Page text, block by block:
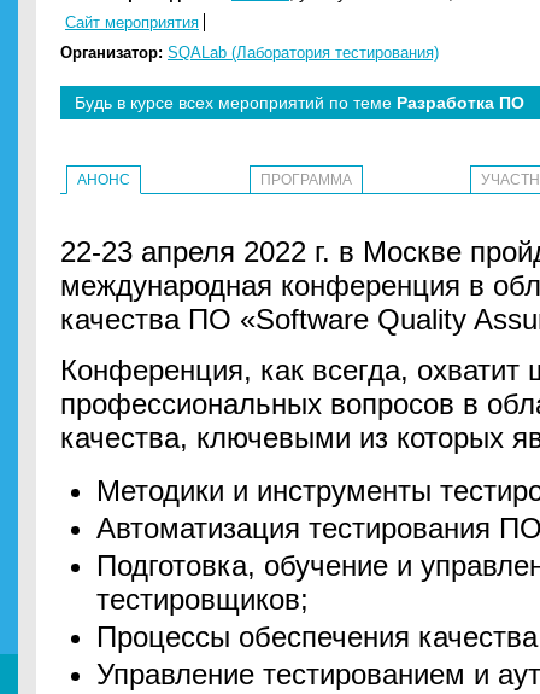
Сайт мероприятия
Организатор: SQALab (Лаборатория тестирования)
Будь в курсе всех мероприятий по теме Разработка ПО
АНОНС ПРОГРАММА
22-23 апреля 2022 г. в Москве
международная конференция в
качества ПО «Software Quality
Конференция, как всегда, охватит
профессиональных вопросов в
качества, ключевыми из которых
Методики и инструменты
Автоматизация тестирования
Подготовка, обучение и
тестировщиков;
Процессы обеспечения
Управление тестированием и